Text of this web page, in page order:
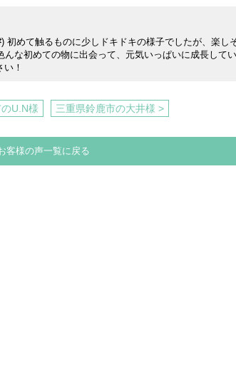
初めて触るものに少しドキドキの様子でしたが、楽し
な初めての物に出会って、元気いっぱいに成長して
！
U.N様 三重県鈴鹿市の大井様 >
客様の声一覧に戻る